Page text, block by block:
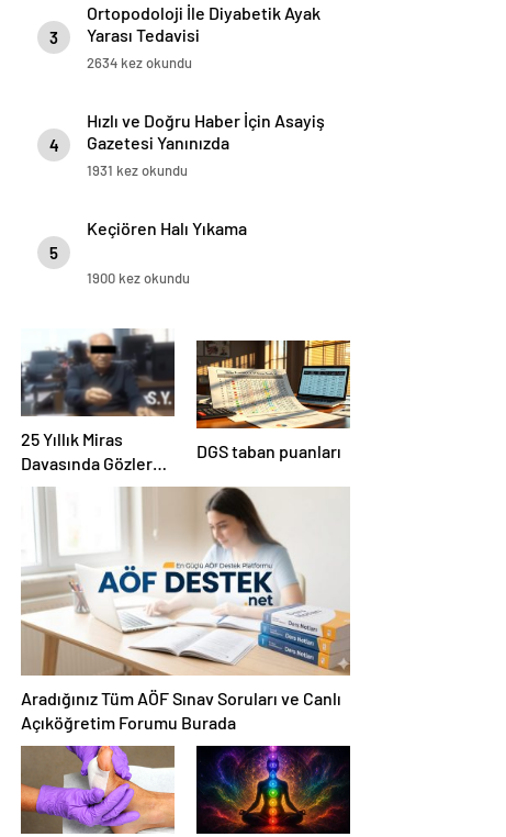
3
Ortopodoloji İle Diyabetik Ayak
Yarası Tedavisi
2634 kez okundu
4
Hızlı ve Doğru Haber İçin Asayiş
Gazetesi Yanınızda
1931 kez okundu
5
Keçiören Halı Yıkama
1900 kez okundu
25 Yıllık Miras
Davasında Gözler
Temmuz Ayındaki
Çevrildi
DGS taban puanları
Aradığınız Tüm AÖF Sınav Soruları ve Canlı
Açıköğretim Forumu Burada